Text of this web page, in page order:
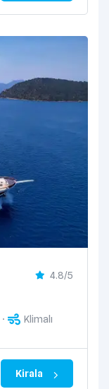
4.8/5
Klimalı
Kirala